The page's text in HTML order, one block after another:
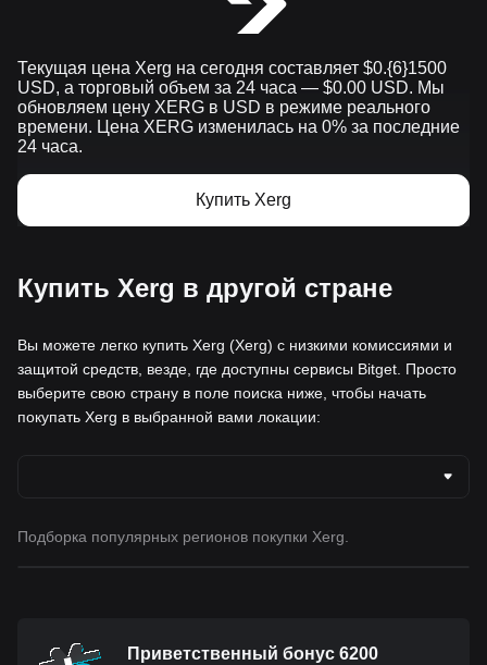
Текущая цена Xerg на сегодня составляет $0.{​6}1500
USD, а торговый объем за 24 часа — $0.00 USD. Мы
обновляем цену XERG в USD в режиме реального
времени. Цена XERG изменилась на 0% за последние
24 часа.
Купить Xerg
Купить Xerg в другой стране
Вы можете легко купить Xerg (Xerg) с низкими комиссиями и
защитой средств, везде, где доступны сервисы Bitget. Просто
выберите свою страну в поле поиска ниже, чтобы начать
покупать Xerg в выбранной вами локации:
Подборка популярных регионов покупки Xerg.
Приветственный бонус 6200